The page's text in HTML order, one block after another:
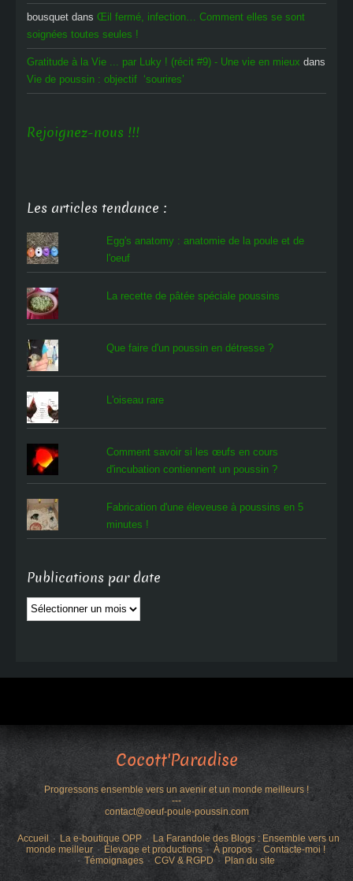
bousquet dans Œil fermé, infection… Comment elles se sont
soignées toutes seules !
Gratitude à la Vie ... par Luky ! (récit #9) - Une vie en mieux dans
Vie de poussin : objectif ‘sourires’
Rejoignez-nous !!!
Les articles tendance :
Egg's anatomy : anatomie de la poule et de
l'oeuf
La recette de pâtée spéciale poussins
Que faire d'un poussin en détresse ?
L'oiseau rare
Comment savoir si les œufs en cours
d'incubation contiennent un poussin ?
Fabrication d'une éleveuse à poussins en 5
minutes !
Publications par date
Publications
par
Cocott'Paradise
Progressons ensemble vers un avenir et un monde meilleurs !
---
contact@oeuf-poule-poussin.com
Accueil La e-boutique OPP
La Farandole des Blogs : Ensemble vers un
monde meilleur
Élevage et productions À propos
Contacte-moi !
Témoignages
CGV & RGPD Plan du site